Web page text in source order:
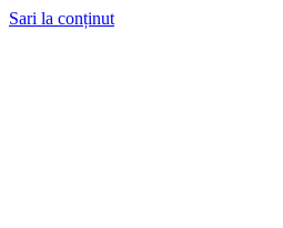
Sari la conținut